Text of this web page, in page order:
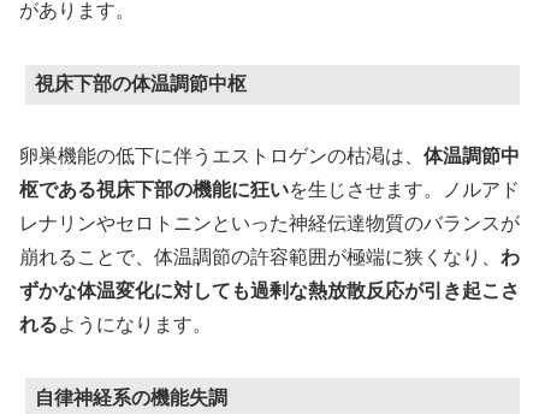
があります。
視床下部の体温調節中枢
卵巣機能の低下に伴うエストロゲンの枯渇は、 体温調節中
枢である視床下部の機能に狂いを生じさせます。ノルアド
レナリンやセロトニンといった神経伝達物質のバランスが
崩れることで、体温調節の許容範囲が極端に狭くなり、 わ
ずかな体温変化に対しても過剰な熱放散反応が引き起こさ
れるようになります。
自律神経系の機能失調